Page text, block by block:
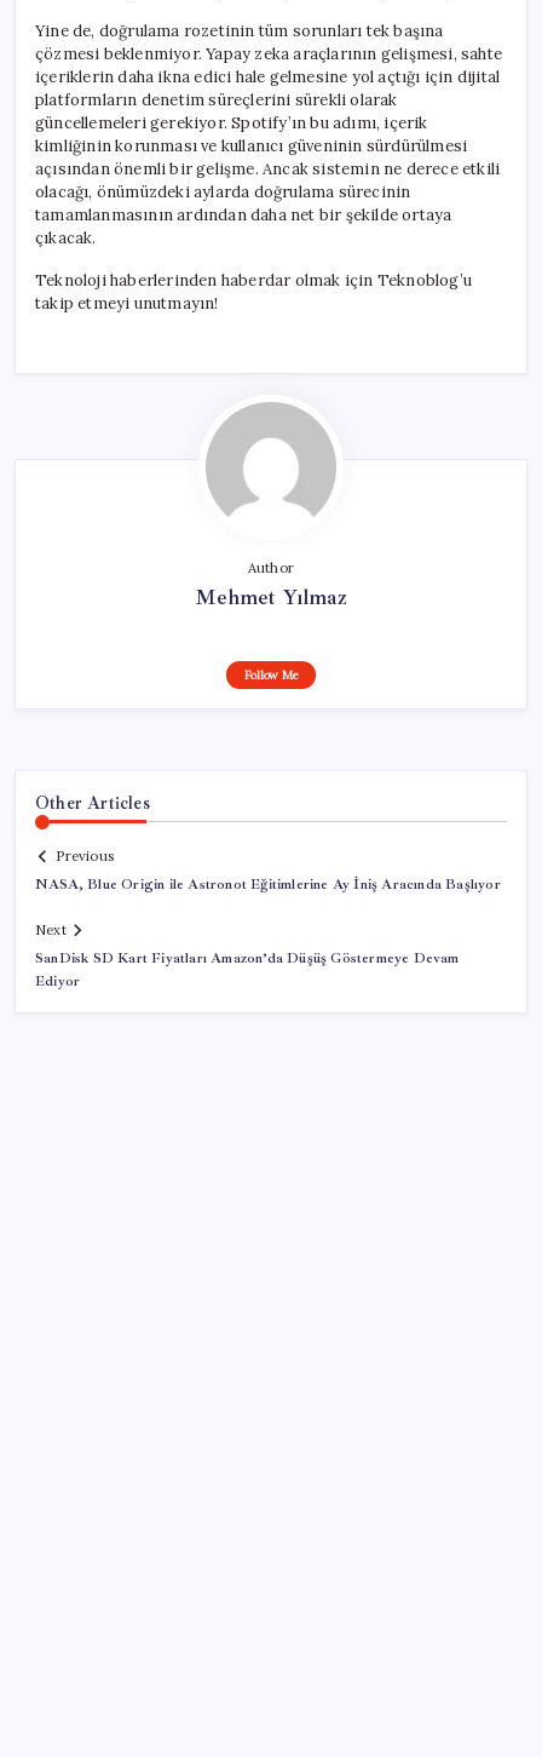
Yine de, doğrulama rozetinin tüm sorunları tek başına
çözmesi beklenmiyor. Yapay zeka araçlarının gelişmesi, sahte
içeriklerin daha ikna edici hale gelmesine yol açtığı için dijital
platformların denetim süreçlerini sürekli olarak
güncellemeleri gerekiyor. Spotify’ın bu adımı, içerik
kimliğinin korunması ve kullanıcı güveninin sürdürülmesi
açısından önemli bir gelişme. Ancak sistemin ne derece etkili
olacağı, önümüzdeki aylarda doğrulama sürecinin
tamamlanmasının ardından daha net bir şekilde ortaya
çıkacak.
Teknoloji haberlerinden haberdar olmak için Teknoblog’u
takip etmeyi unutmayın!
Author
Mehmet Yılmaz
Follow Me
Other Articles
Previous
NASA, Blue Origin ile Astronot Eğitimlerine Ay İniş Aracında Başlıyor
Next
SanDisk SD Kart Fiyatları Amazon’da Düşüş Göstermeye Devam
Ediyor